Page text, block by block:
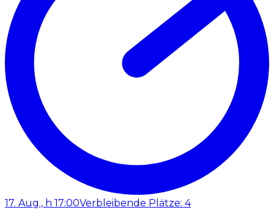
17. Aug., h 17:00Verbleibende Plätze: 4